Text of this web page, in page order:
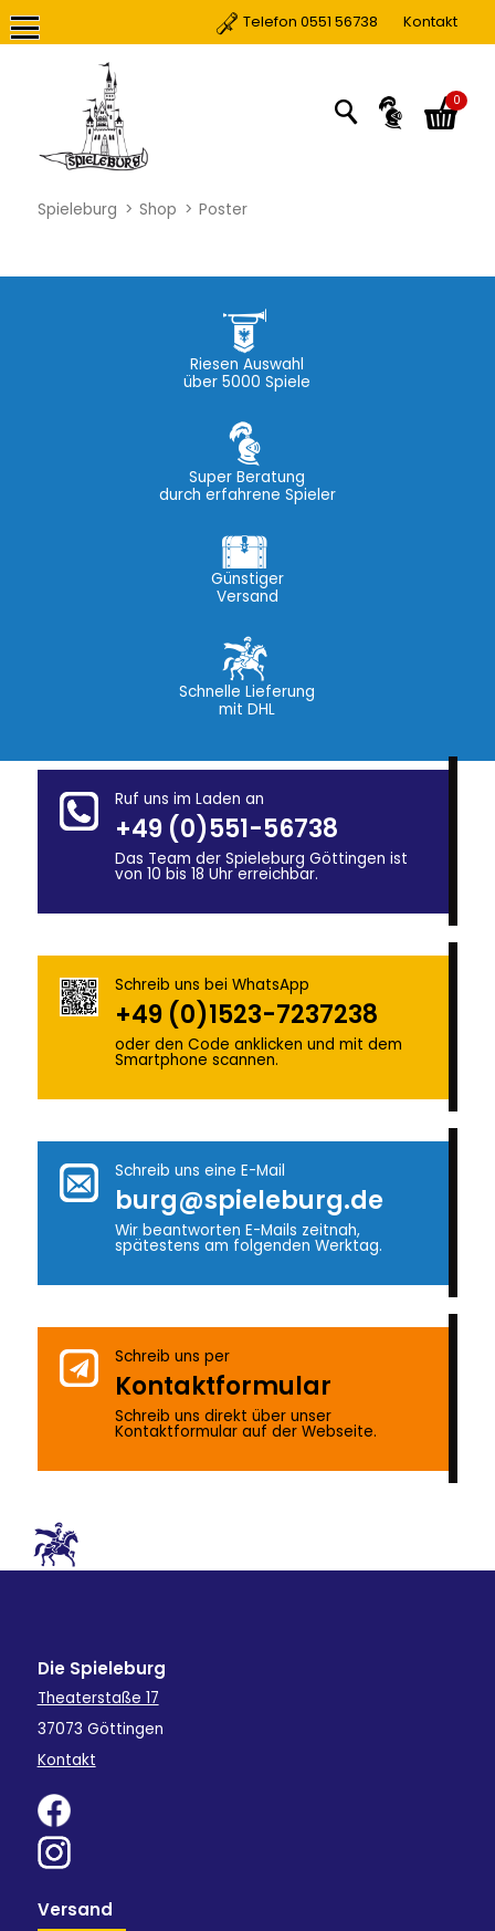
Telefon 0551 56738 Kontakt
0
Spieleburg Shop Poster
Riesen Auswahl
über 5000 Spiele
Super Beratung
durch erfahrene Spieler
Günstiger
Versand
Schnelle Lieferung
mit DHL
Ruf uns im Laden an
+49 (0)551-56738
Das Team der Spieleburg Göttingen ist
von 10 bis 18 Uhr erreichbar.
Schreib uns bei WhatsApp
+49 (0)1523-7237238
oder den Code anklicken und mit dem
Smartphone scannen.
Schreib uns eine E-Mail
burg@spieleburg.de
Wir beantworten E-Mails zeitnah,
spätestens am folgenden Werktag.
Schreib uns per
Kontakt­formular
Schreib uns direkt über unser
Kontaktformular auf der Webseite.
Die Spieleburg
Theaterstaße 17
37073 Göttingen
Kontakt
Versand